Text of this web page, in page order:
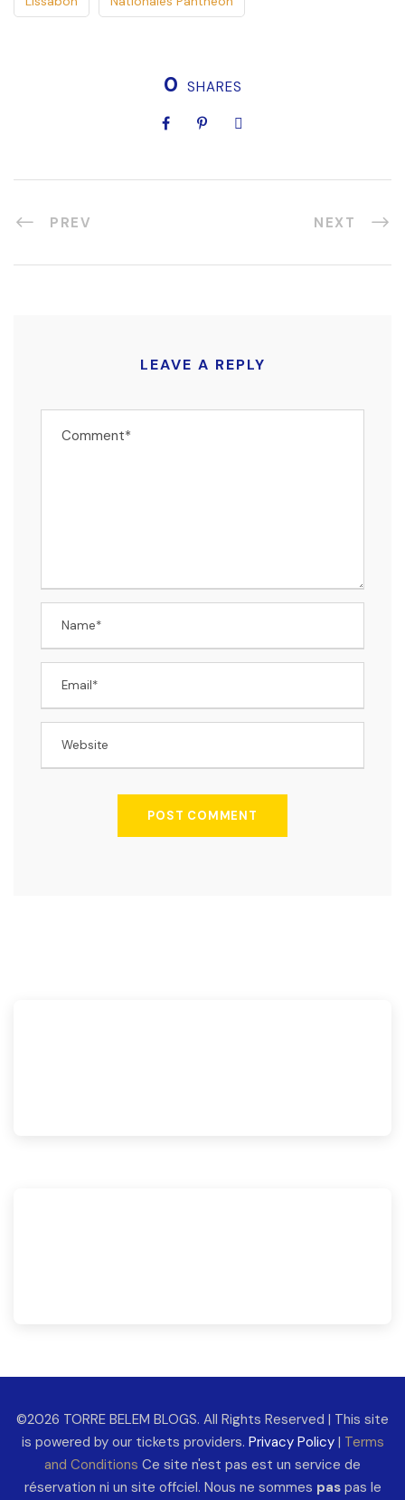
0 SHARES
PREV NEXT
LEAVE A REPLY
©2026 TORRE BELEM BLOGS. All Rights Reserved | This site
is powered by our tickets providers. Privacy Policy| Terms
and Conditions Ce site n'est pas est un service de
réservation ni un site offciel. Nous ne sommes paspas le